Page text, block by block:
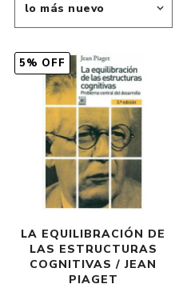
5% OFF
LA EQUILIBRACIÓN DE
LAS ESTRUCTURAS
COGNITIVAS / JEAN
PIAGET